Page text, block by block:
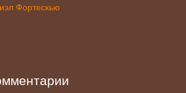
Фортескью